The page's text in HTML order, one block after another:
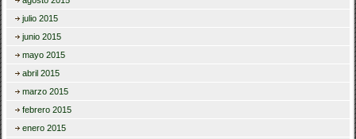
julio 2015
junio 2015
mayo 2015
abril 2015
marzo 2015
febrero 2015
enero 2015